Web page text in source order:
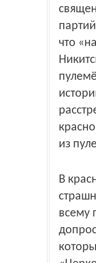
что
из
В
всему